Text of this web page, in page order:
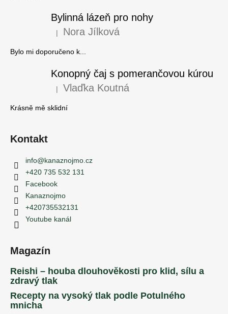
Bylinná lázeň pro nohy
Hodnocení produktu je 5 z 5 hvězdiček.
| Nora Jílková
Bylo mi doporučeno k...
Konopný čaj s pomerančovou kúrou
Hodnocení produktu je 5 z 5 hvězdiček.
| Vlaďka Koutná
Krásně mě sklidní
Kontakt
info@kanaznojmo.cz
+420 735 532 131
Facebook
Kanaznojmo
+420735532131
Youtube kanál
Magazín
Reishi – houba dlouhověkosti pro klid, sílu a
zdravý tlak
Recepty na vysoký tlak podle Potulného
mnicha